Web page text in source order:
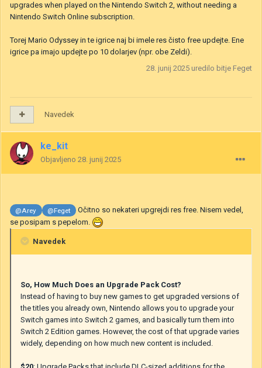
upgrades when played on the Nintendo Switch 2, without needing a
Nintendo Switch Online subscription.
Torej Mario Odyssey in te igrice naj bi imele res čisto free updejte. Ene
igrice pa imajo updejte po 10 dolarjev (npr. obe Zeldi).
28. junij 2025 uredilo bitje Feget
Navedek
ke_kit
Objavljeno 28. junij 2025
@Arey @Feget
Očitno so nekateri upgrejdi res free. Nisem vedel,
se posipam s pepelom.
Navedek
So, How Much Does an Upgrade Pack Cost?
Instead of having to buy new games to get upgraded versions of
the titles you already own, Nintendo allows you to upgrade your
Switch games into Switch 2 games, and basically turn them into
Switch 2 Edition games. However, the cost of that upgrade varies
widely, depending on how much new content is included.